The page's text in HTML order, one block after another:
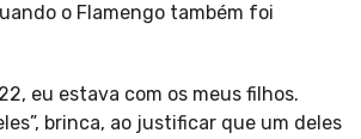
o Flamengo também foi
eu estava com os meus filhos.
brinca, ao justificar que um deles